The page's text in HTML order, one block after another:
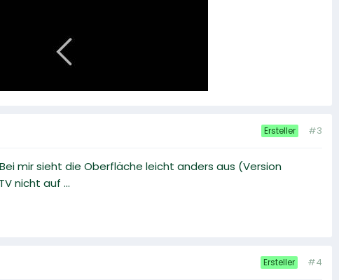
Ersteller #3
mir sieht die Oberfläche leicht anders aus (Version
nicht auf ...
Ersteller #4